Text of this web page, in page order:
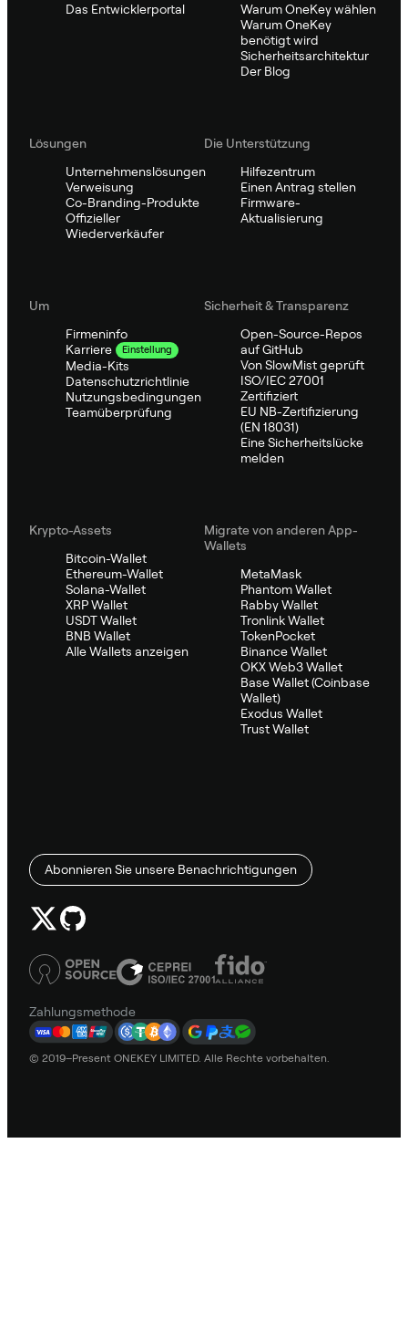
Das Entwicklerportal
Warum OneKey wählen
Warum OneKey
benötigt wird
Sicherheitsarchitektur
Der Blog
Lösungen
Unternehmenslösungen
Verweisung
Co-Branding-Produkte
Offizieller
Wiederverkäufer
Die Unterstützung
Hilfezentrum
Einen Antrag stellen
Firmware-
Aktualisierung
Um
Firmeninfo
Karriere
Einstellung
Media-Kits
Datenschutzrichtlinie
Nutzungsbedingungen
Teamüberprüfung
Sicherheit & Transparenz
Open-Source-Repos
auf GitHub
Von SlowMist geprüft
ISO/IEC 27001
Zertifiziert
EU NB-Zertifizierung
(EN 18031)
Eine Sicherheitslücke
melden
Krypto-Assets
Bitcoin-Wallet
Ethereum-Wallet
Solana-Wallet
XRP Wallet
USDT Wallet
BNB Wallet
Alle Wallets anzeigen
Migrate von anderen App-
Wallets
MetaMask
Phantom Wallet
Rabby Wallet
Tronlink Wallet
TokenPocket
Binance Wallet
OKX Web3 Wallet
Base Wallet (Coinbase
Wallet)
Exodus Wallet
Trust Wallet
Abonnieren Sie unsere Benachrichtigungen
Zahlungsmethode
© 2019–Present ONEKEY LIMITED. Alle Rechte vorbehalten.